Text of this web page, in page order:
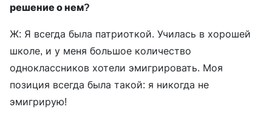
решение о нем?
Ж: Я всегда была патриоткой. Училась в хорошей
школе, и у меня большое количество
одноклассников хотели эмигрировать. Моя
позиция всегда была такой: я никогда не
эмигрирую!